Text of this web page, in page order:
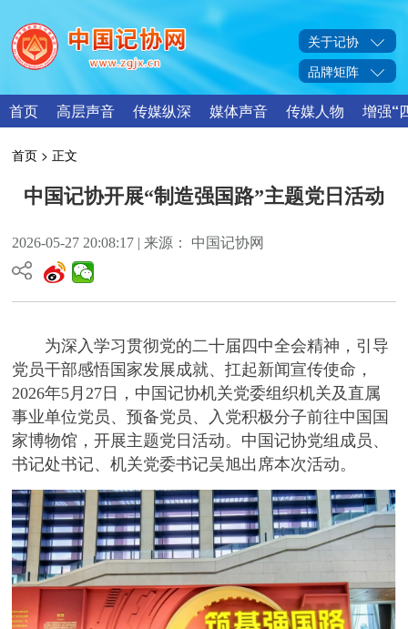
关于记协
品牌矩阵
首页 高层声音 传媒纵深 媒体声音 传媒人物 增强“
首页 > 正文
中国记协开展“制造强国路”主题党日活动
2026-05-27 20:08:17 | 来源： 中国记协网
为深入学习贯彻党的二十届四中全会精神，引导
党员干部感悟国家发展成就、扛起新闻宣传使命，
2026年5月27日，中国记协机关党委组织机关及直属
事业单位党员、预备党员、入党积极分子前往中国国
家博物馆，开展主题党日活动。中国记协党组成员、
书记处书记、机关党委书记吴旭出席本次活动。